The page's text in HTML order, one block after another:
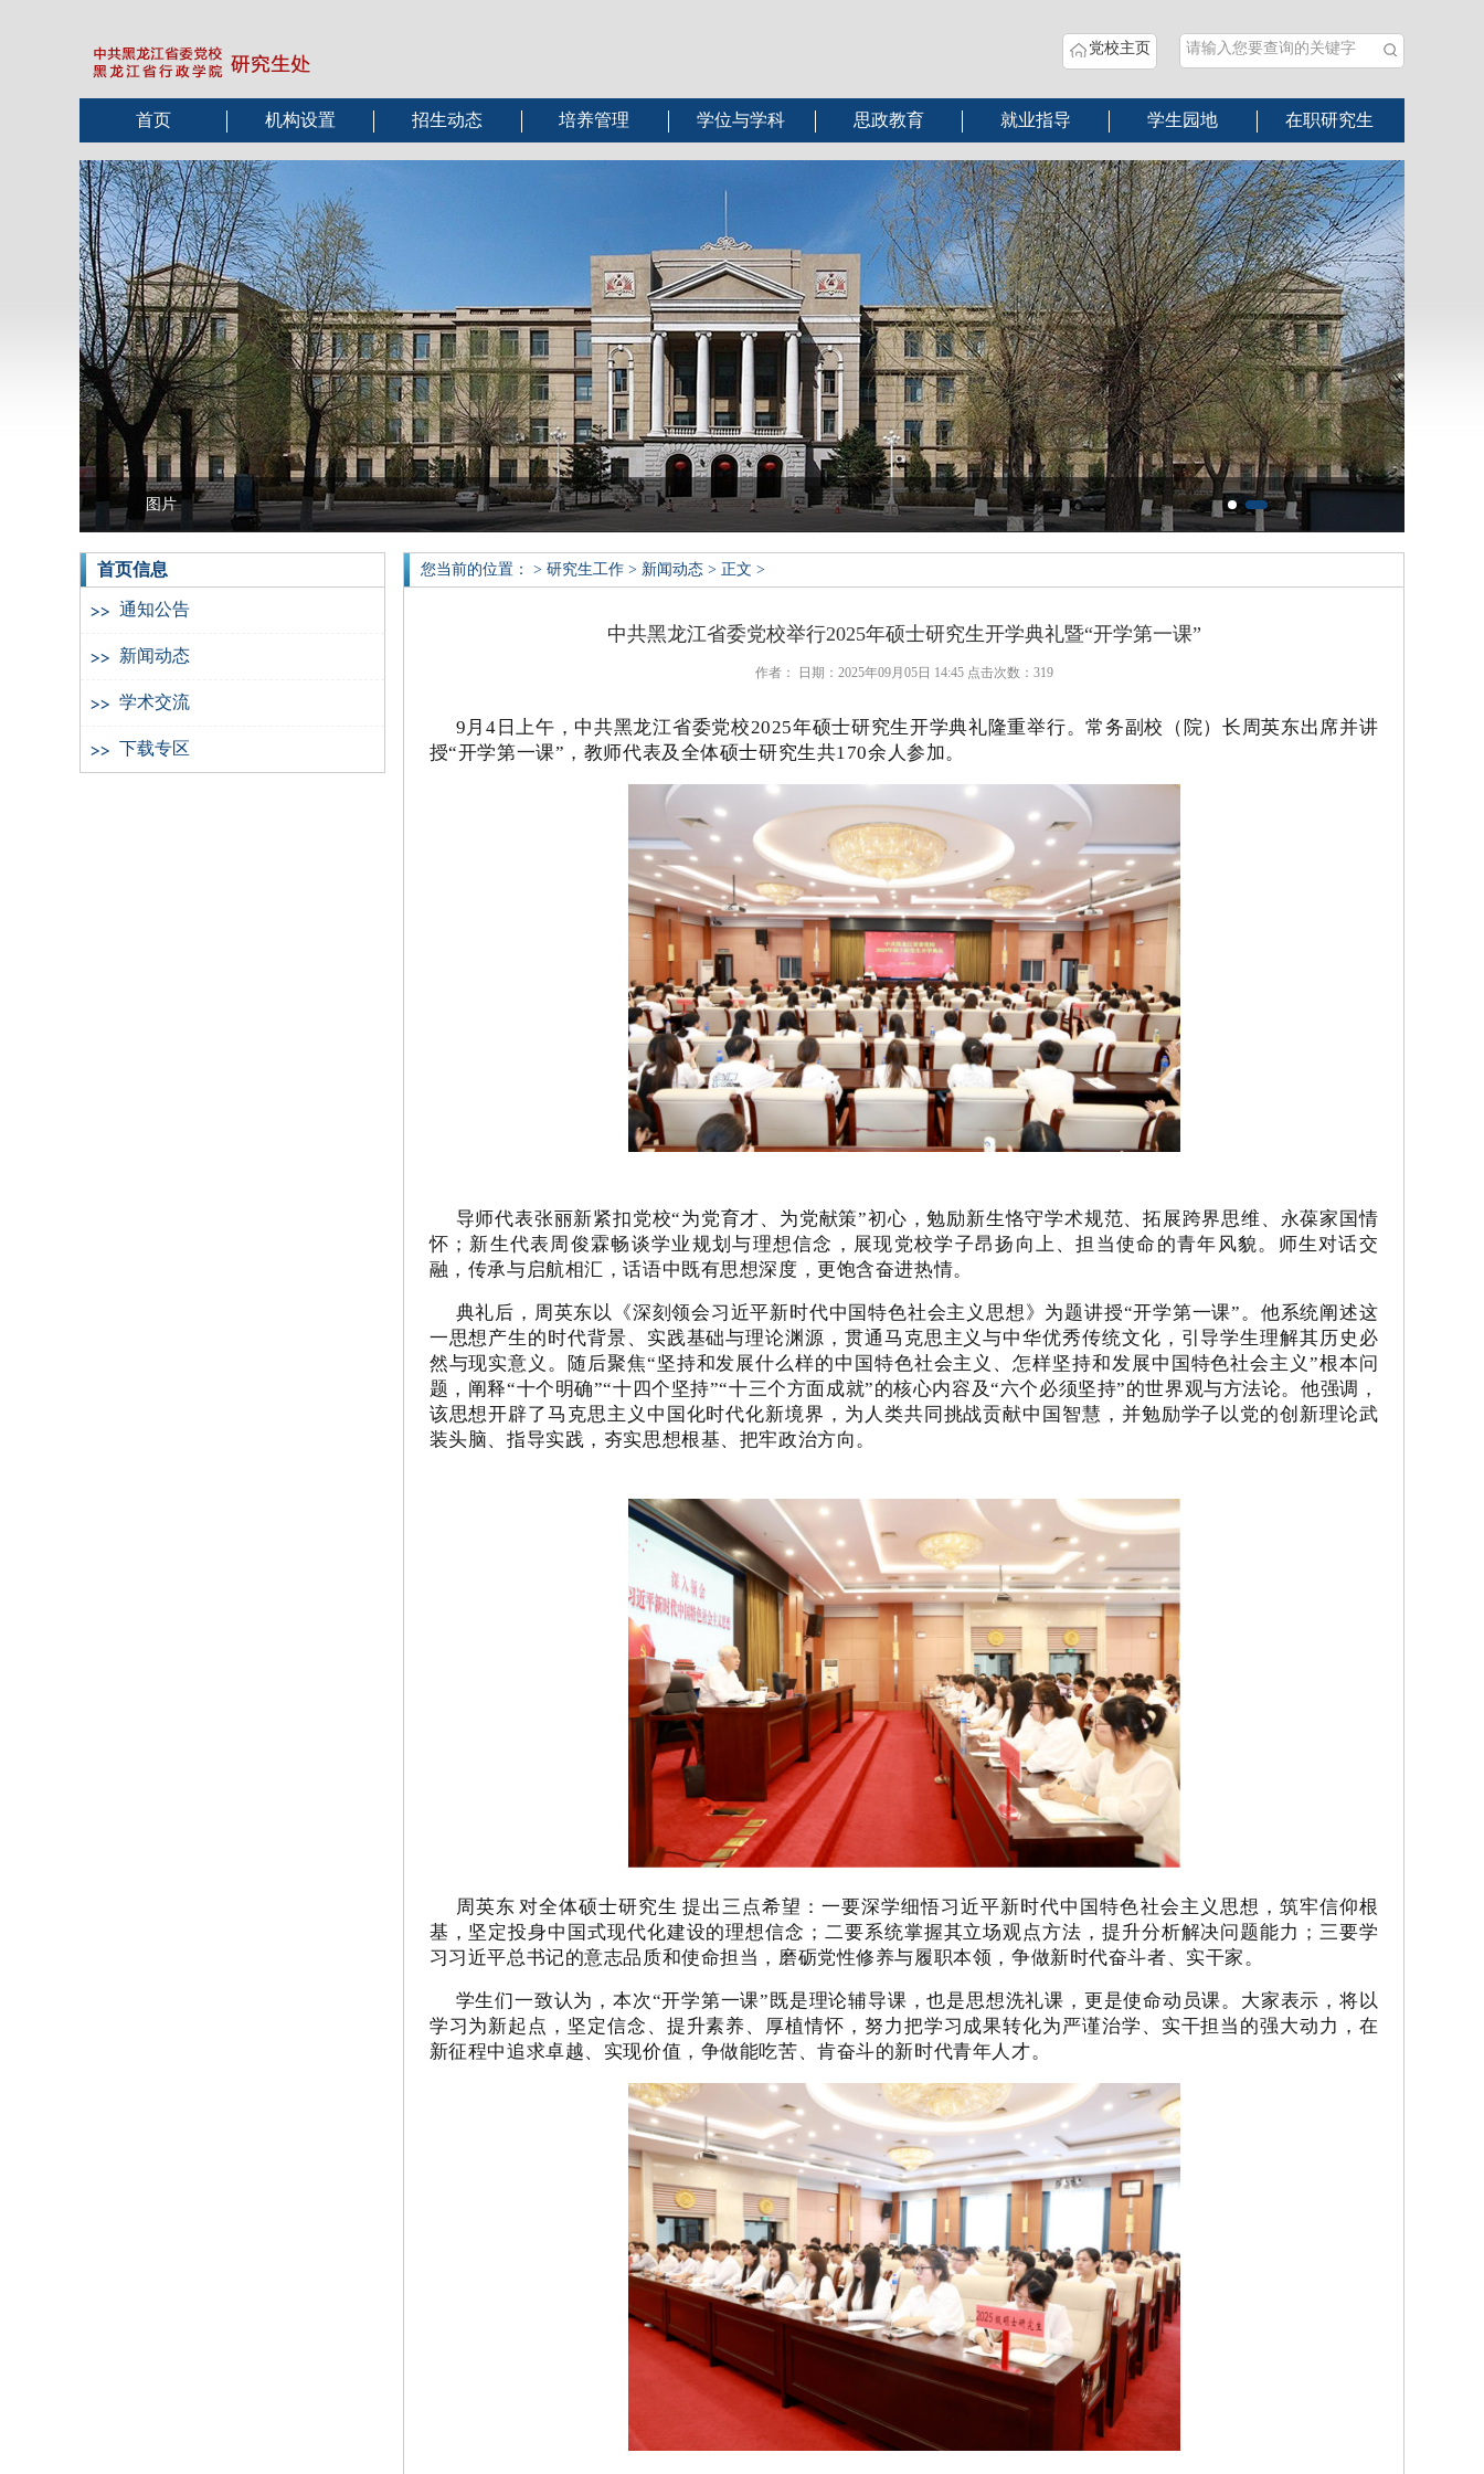
党校主页
首页 机构设置 招生动态 培养管理 学位与学科 思政教育 就业指导 学生园地 在职研究生
图片
图片
图片
图片
首页信息
通知公告
新闻动态
学术交流
下载专区
您当前的位置： > 研究生工作 > 新闻动态 > 正文 >
中共黑龙江省委党校举行2025年硕士研究生开学典礼暨“开学第一课”
作者： 日期：2025年09月05日 14:45 点击次数： 319
9月4日上午，中共黑龙江省委党校2025年硕士研究生开学典礼隆重举行。常务副校（院）长周英东出席并讲
授“开学第一课”，教师代表及全体硕士研究生共170余人参加。
导师代表张丽新紧扣党校“为党育才、为党献策”初心，勉励新生恪守学术规范、拓展跨界思维、永葆家国情
怀；新生代表周俊霖畅谈学业规划与理想信念，展现党校学子昂扬向上、担当使命的青年风貌。师生对话交
融，传承与启航相汇，话语中既有思想深度，更饱含奋进热情。
典礼后，周英东以《深刻领会习近平新时代中国特色社会主义思想》为题讲授“开学第一课”。他系统阐述这
一思想产生的时代背景、实践基础与理论渊源，贯通马克思主义与中华优秀传统文化，引导学生理解其历史必
然与现实意义。随后聚焦“坚持和发展什么样的中国特色社会主义、怎样坚持和发展中国特色社会主义”根本问
题，阐释“十个明确”“十四个坚持”“十三个方面成就”的核心内容及“六个必须坚持”的世界观与方法论。他强调，
该思想开辟了马克思主义中国化时代化新境界，为人类共同挑战贡献中国智慧，并勉励学子以党的创新理论武
装头脑、指导实践，夯实思想根基、把牢政治方向。
周英东 对全体硕士研究生 提出三点希望：一要深学细悟习近平新时代中国特色社会主义思想，筑牢信仰根
基，坚定投身中国式现代化建设的理想信念；二要系统掌握其立场观点方法，提升分析解决问题能力；三要学
习习近平总书记的意志品质和使命担当，磨砺党性修养与履职本领，争做新时代奋斗者、实干家。
学生们一致认为，本次“开学第一课”既是理论辅导课，也是思想洗礼课，更是使命动员课。大家表示，将以
学习为新起点，坚定信念、提升素养、厚植情怀，努力把学习成果转化为严谨治学、实干担当的强大动力，在
新征程中追求卓越、实现价值，争做能吃苦、肯奋斗的新时代青年人才。